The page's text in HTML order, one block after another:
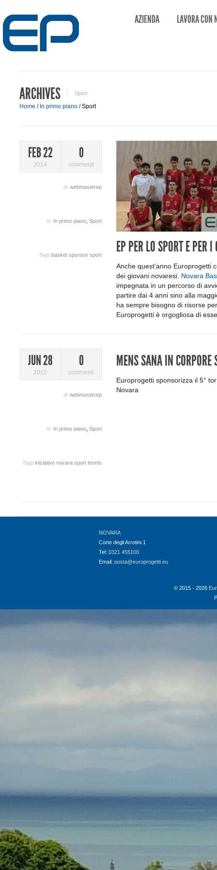
AZIENDA LAVORA CON
ARCHIVES Sport
Home / In primo piano /Sport
FEB 22
2014
0
commenti
di webmasterep
In In primo piano Sport
Tags basket sponsor sport EP PER LO SPORT E PER
Anche quest’anno Europrogetti
dei giovani novaresi. Novara
impegnata in un percorso di
partire dai 4 anni sino alla
ha sempre bisogno di risorse
Europrogetti è orgogliosa di
JUN 28
2012
0
commenti
di webmasterep
In In primo piano Sport
Tags iniziative novara sport tennis
MENS SANA IN CORPORE
Europrogetti sponsorizza il 5°
Novara
NOVARA
Corte degli Arrotini 1
Tel:0321 455100
Email:posta@europrogetti.eu
© 2015 - 2026